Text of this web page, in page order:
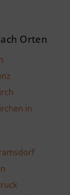
Orten
in